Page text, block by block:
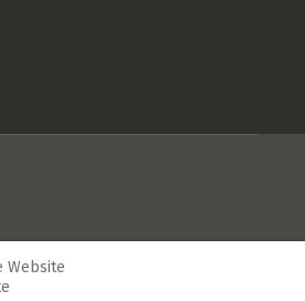
Familiäre Gastfreundschaft
in unserem
Website